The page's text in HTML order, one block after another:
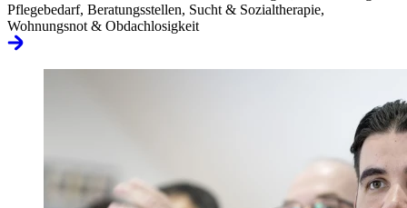
Pflegebedarf, Beratungsstellen, Sucht & Sozialtherapie,
Wohnungsnot & Obdachlosigkeit